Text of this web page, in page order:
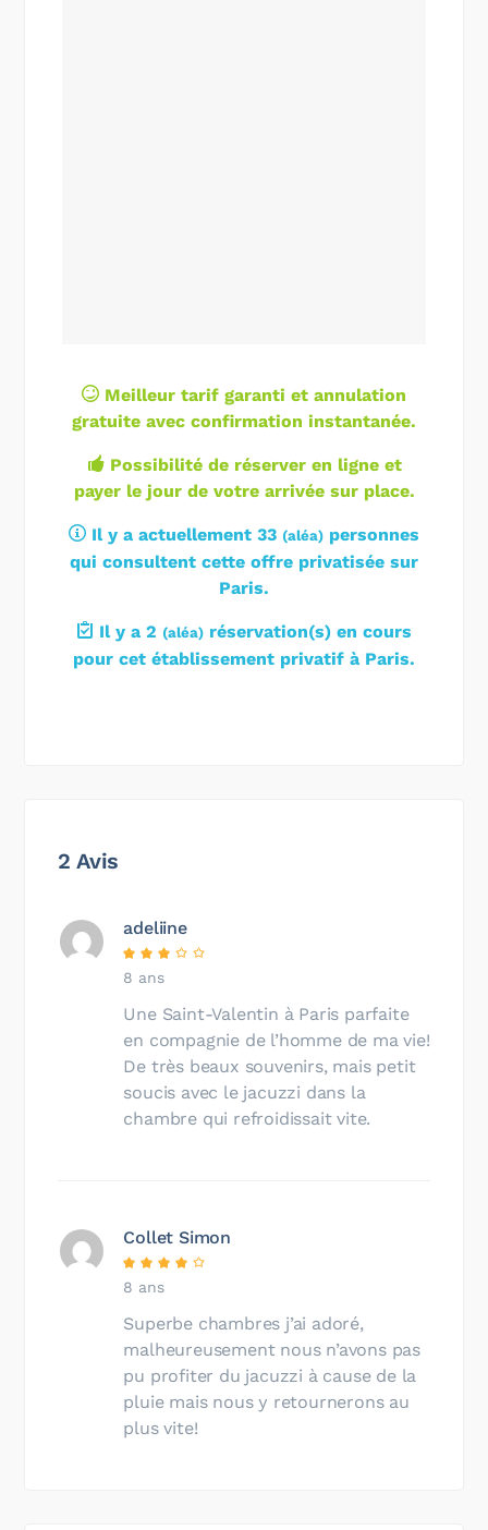
Meilleur tarif garanti et annulation
gratuite avec confirmation instantanée.
Possibilité de réserver en ligne et
payer le jour de votre arrivée sur place.
Il y a actuellement 33 (aléa) personnes
qui consultent cette offre privatisée sur
Paris.
Il y a 2 (aléa) réservation(s) en cours
pour cet établissement privatif à Paris.
2 Avis
adeliine
8 ans
Une Saint-Valentin à Paris parfaite
en compagnie de l’homme de ma vie!
De très beaux souvenirs, mais petit
soucis avec le jacuzzi dans la
chambre qui refroidissait vite.
Collet Simon
8 ans
Superbe chambres j’ai adoré,
malheureusement nous n’avons pas
pu profiter du jacuzzi à cause de la
pluie mais nous y retournerons au
plus vite!